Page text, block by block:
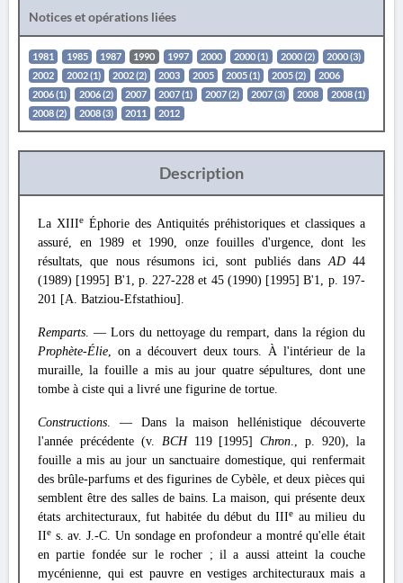
Notices et opérations liées
1981 1985 1987 1990 1997 2000 2000 (1) 2000 (2)
2000 (3)
2002
2002 (1) 2002 (2) 2003 2005 2005 (1) 2005 (2)
2006
2006 (1)
2006 (2) 2007 2007 (1) 2007 (2) 2007 (3) 2008
2008 (1)
2008 (2)
2008 (3) 2011 2012
Description
La XIIIe Éphorie des Antiquités préhistoriques et classiques a
assuré, en 1989 et 1990, onze fouilles d'urgence, dont les
résultats, que nous résumons ici, sont publiés dansAD44
(1989) [1995] Β'1, p. 227-228 et 45 (1990) [1995] Β'1, p. 197-
201 [A. Batziou-Efstathiou].
Remparts. — Lors du nettoyage du rempart, dans la région du
Prophète-Élie, on a découvert deux tours. À l'intérieur de la
muraille, la fouille a mis au jour quatre sépultures, dont une
tombe à ciste qui a livré une figurine de tortue.
Constructions. — Dans la maison hellénistique découverte
l'année précédente (v. BCH 119 [1995]Chron., p. 920), la
fouille a mis au jour un sanctuaire domestique, qui renfermait
des brûle-parfums et des figurines de Cybèle, et deux pièces qui
semblent être des salles de bains. La maison, qui présente deux
états architecturaux, fut habitée du début du IIIeau milieu du
IIe s. av. J.-C. Un sondage en profondeur a montré qu'elle était
en partie fondée sur le rocher ; il a aussi atteint la couche
mycénienne, qui est pauvre en vestiges architecturaux mais a